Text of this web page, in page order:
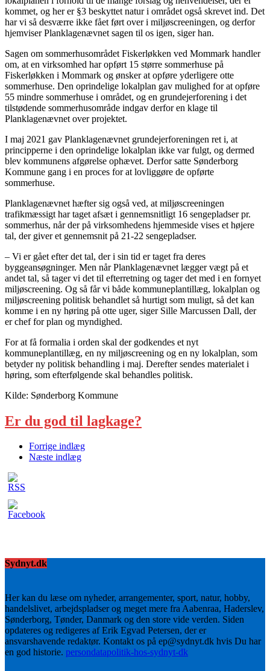
kommet, og her er §3 beskyttet natur i området også skrevet ind. Det
har vi så desværre ikke fået ført over i miljøscreeningen, og derfor
hjemviser Planklagenævnet sagen til os igen, siger han.
Sagen om sommerhusområdet Fiskerløkken ved Mommark handler
om, at en virksomhed har opført 15 større sommerhuse på
Fiskerløkken i Mommark og ønsker at opføre yderligere otte
sommerhuse. Den oprindelige lokalplan gav mulighed for at opføre
55 mindre sommerhuse i området, og en grundejerforening i det
tilstødende sommerhusområde indgav derfor en klage til
Planklagenævnet over projektet.
I maj 2021 gav Planklagenævnet grundejerforeningen ret i, at
principperne i den oprindelige lokalplan ikke var fulgt, og dermed
blev kommunens afgørelse ophævet. Derfor satte Sønderborg
Kommune gang i en proces for at lovliggøre de opførte
sommerhuse.
Planklagenævnet hæfter sig også ved, at miljøscreeningen
trafikmæssigt har taget afsæt i gennemsnitligt 16 sengepladser pr.
sommerhus, når der på virksomhedens hjemmeside vises et højere
tal, der giver et gennemsnit på 21-22 sengepladser.
– Vi er gået efter det tal, der i sin tid er taget fra deres
byggeansøgninger. Men når Planklagenævnet lægger vægt på et
andet tal, så tager vi det til efterretning og tager det med i en fornyet
miljøscreening. Og så får vi både kommuneplantillæg, lokalplan og
miljøscreening politisk behandlet så hurtigt som muligt, så det kan
komme i en ny høring på otte uger, siger Sille Marcussen Dall, der
er chef for plan og myndighed.
For at få formalia i orden skal der godkendes et nyt
kommuneplantillæg, en ny miljøscreening og en ny lokalplan, som
betyder ny politisk behandling i maj. Derefter sendes materialet i
høring, som efterfølgende skal behandles politisk.
Kilde: Sønderborg Kommune
Er du god til lagkage?
Forrige indlæg
Næste indlæg
Sydnyt.dk
Her kan du læse om nyheder, arrangementer, sport, natur, hobby,
handelslivet, arbejdspladser og meget mere fra Aabenraa, Haderslev,
Sønderborg, Tønder, Danmark og den store vide verden. Siden
opdateres og redigeres af Erik Egvad Petersen, der er
ansvarshavende redaktør. Kontakt os på ep@sydnyt.dk hvis Du har
en god historie. persondatapolitik-hos-sydnyt-dk